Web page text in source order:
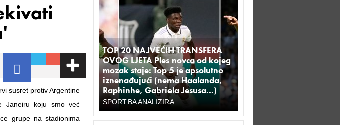
susret protiv Argentine
Janeiru koju smo već
grupe na stadionima
TOP 20 NAJVEĆIH TRANSFERA
OVOG LJETA Ples novca od kojeg
mozak staje: Top 5 je apsolutno
iznenađujući (nema Haalanda,
Raphinhe, Gabriela Jesusa...)
SPORT.BA ANALIZIRA